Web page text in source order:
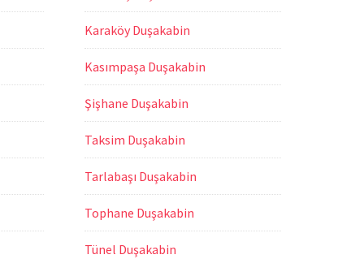
Karaköy Duşakabin
Kasımpaşa Duşakabin
Şişhane Duşakabin
Taksim Duşakabin
Tarlabaşı Duşakabin
Tophane Duşakabin
Tünel Duşakabin